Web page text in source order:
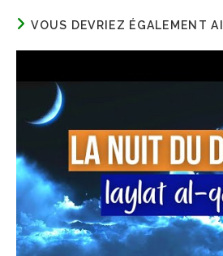
VOUS DEVRIEZ ÉGALEMENT